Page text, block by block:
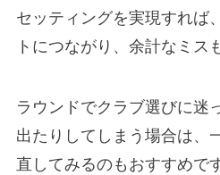
セッティングを実現すれば
トにつながり、余計なミス
ラウンドでクラブ選びに迷
出たりしてしまう場合は、
直してみるのもおすすめで